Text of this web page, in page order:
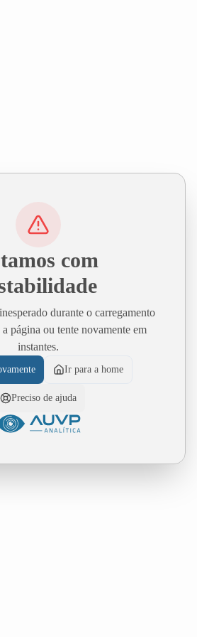
com
durante o carregamento
página ou tente novamente em
instantes.
Ir para a home
Preciso de ajuda